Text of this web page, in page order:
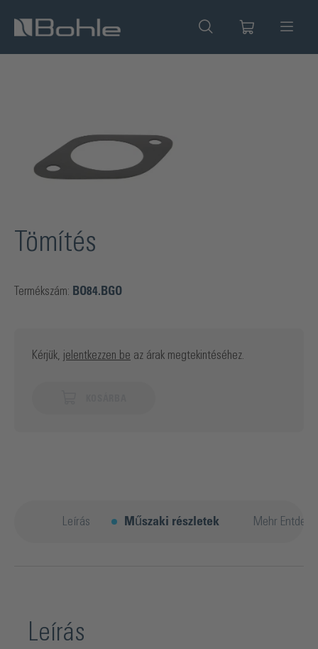
Tömítés
Termékszám: BO84.BGO
Kérjük, jelentkezzen be az árak megtekintéséhez.
Leírás Műszaki részletek Mehr
Leírás